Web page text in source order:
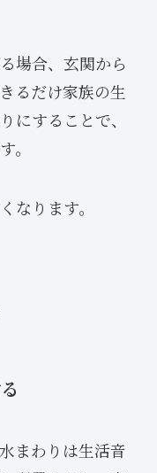
場合、玄関から
るだけ家族の生
にすることで、
。
なります。
まわりは生活音